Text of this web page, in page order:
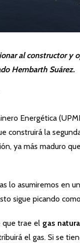
al constructor y
Hembarth Suárez.
Energética
construirá la
ya más maduro
lo asumiremos en
sigue picando
que trae el gas
el gas. Si se